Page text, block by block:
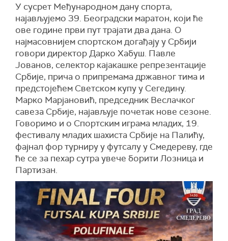
У сусрет Међународном дану спорта,
најављујемо 39. Београдски маратон, који ће
ове године први пут трајати два дана. О
најмасовнијем спортском догађају у Србији
говори директор Дарко Хабуш. Павле
Јованов, селектор кајакашке репрезентације
Србије, прича о припремама државног тима и
предстојећем Светском купу у Сегедину.
Марко Марјановић, председник Веслачког
савеза Србије, најављује почетак нове сезоне.
Говоримо и о Спортским играма младих, 19.
фестивалу младих шахиста Србије на Палићу,
фајнал фор турниру у футсалу у Смедереву, где
ће се за пехар сутра увече борити Лозница и
Партизан.